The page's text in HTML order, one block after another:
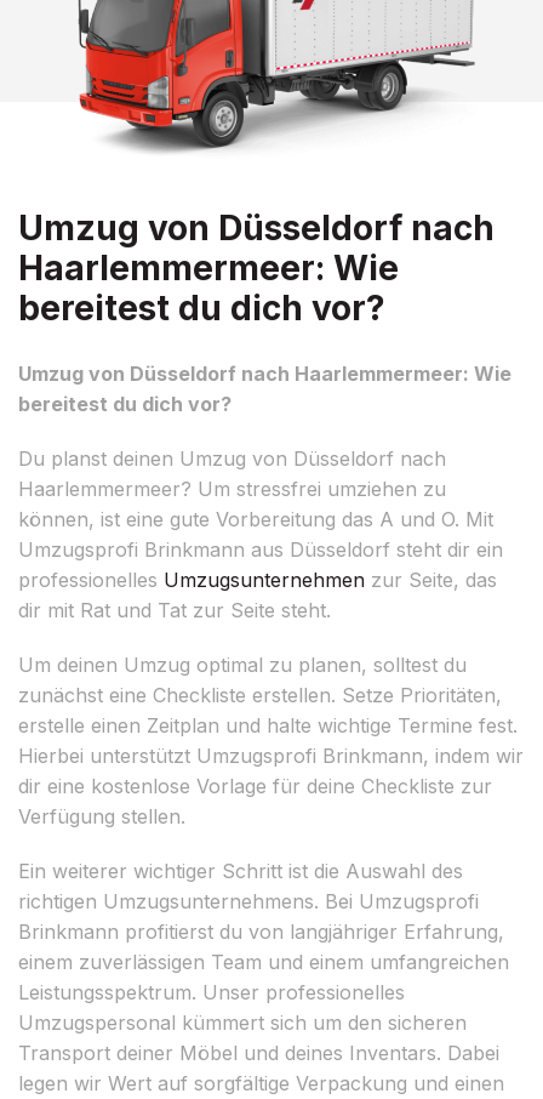
Umzug von Düsseldorf nach
Haarlemmermeer: Wie
bereitest du dich vor?
Umzug von Düsseldorf nach Haarlemmermeer: Wie
bereitest du dich vor?
Du planst deinen Umzug von Düsseldorf nach
Haarlemmermeer? Um stressfrei umziehen zu
können, ist eine gute Vorbereitung das A und O. Mit
Umzugsprofi Brinkmann aus Düsseldorf steht dir ein
professionelles Umzugsunternehmen zur Seite, das
dir mit Rat und Tat zur Seite steht.
Um deinen Umzug optimal zu planen, solltest du
zunächst eine Checkliste erstellen. Setze Prioritäten,
erstelle einen Zeitplan und halte wichtige Termine fest.
Hierbei unterstützt Umzugsprofi Brinkmann, indem wir
dir eine kostenlose Vorlage für deine Checkliste zur
Verfügung stellen.
Ein weiterer wichtiger Schritt ist die Auswahl des
richtigen Umzugsunternehmens. Bei Umzugsprofi
Brinkmann profitierst du von langjähriger Erfahrung,
einem zuverlässigen Team und einem umfangreichen
Leistungsspektrum. Unser professionelles
Umzugspersonal kümmert sich um den sicheren
Transport deiner Möbel und deines Inventars. Dabei
legen wir Wert auf sorgfältige Verpackung und einen